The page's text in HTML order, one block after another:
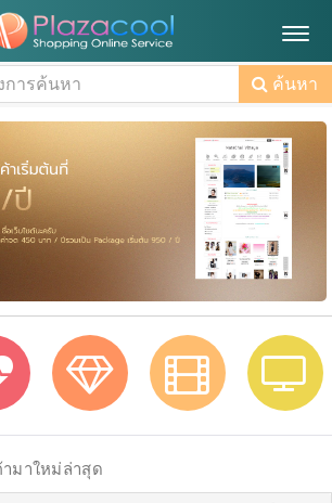
ค้นหา
มาใหม่ล่าสุด